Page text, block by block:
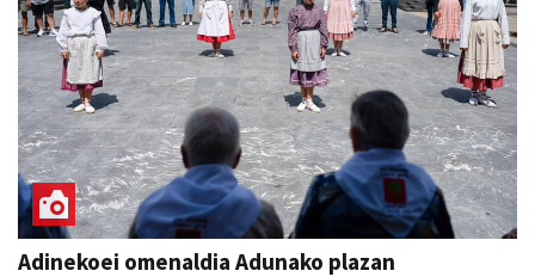
Adinekoei omenaldia Adunako plazan